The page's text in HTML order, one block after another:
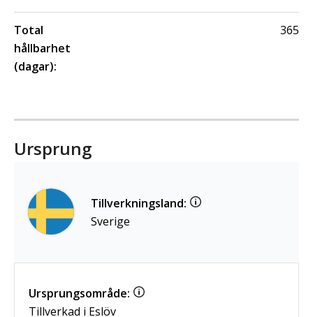
Total
hållbarhet
(dagar):
365
Ursprung
Tillverkningsland:
Sverige
Ursprungsområde:
Tillverkad i Eslöv